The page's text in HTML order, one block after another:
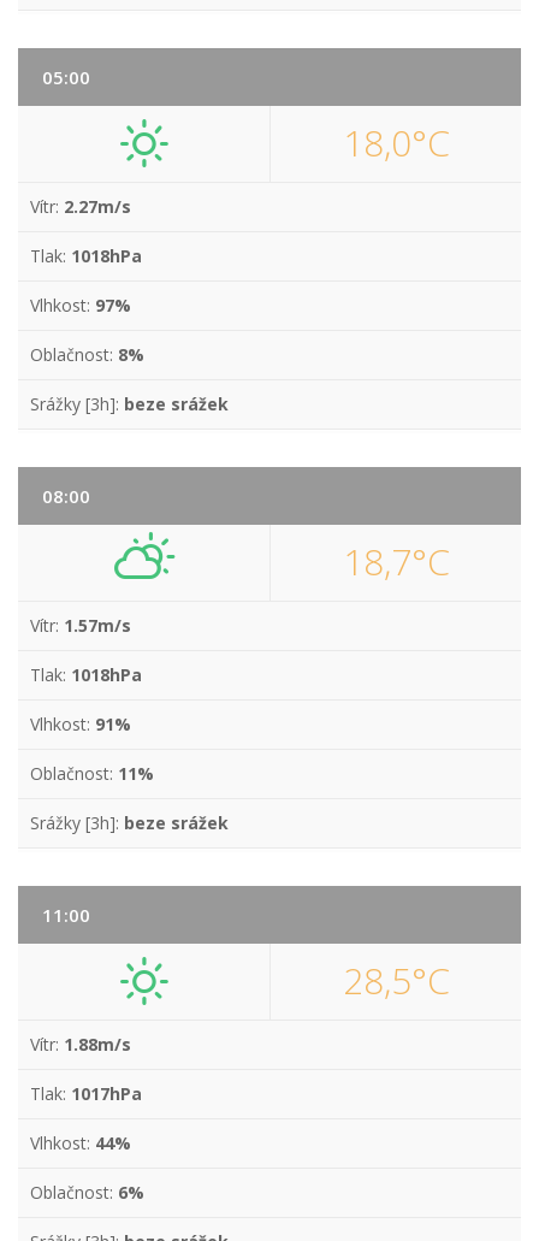
05:00
18,0°C
Vítr: 2.27m/s
Tlak: 1018hPa
Vlhkost: 97%
Oblačnost: 8%
Srážky [3h]: beze srážek
08:00
18,7°C
Vítr: 1.57m/s
Tlak: 1018hPa
Vlhkost: 91%
Oblačnost: 11%
Srážky [3h]: beze srážek
11:00
28,5°C
Vítr: 1.88m/s
Tlak: 1017hPa
Vlhkost: 44%
Oblačnost: 6%